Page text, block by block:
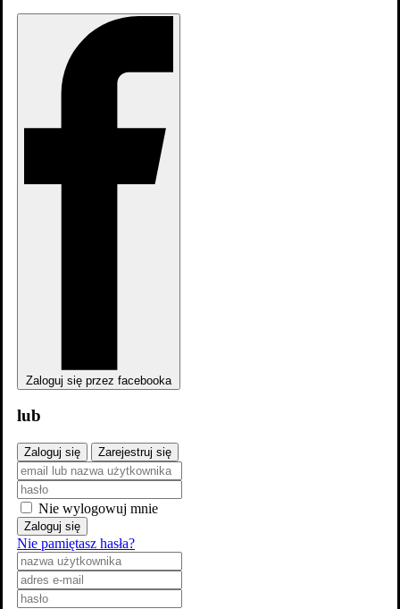
Wielka Czerwona Jedynka
Zaloguj się przez facebooka
lub
Zaloguj się Zarejestruj się
Nie wylogowuj mnie
Zaloguj się
Nie pamiętasz hasła?